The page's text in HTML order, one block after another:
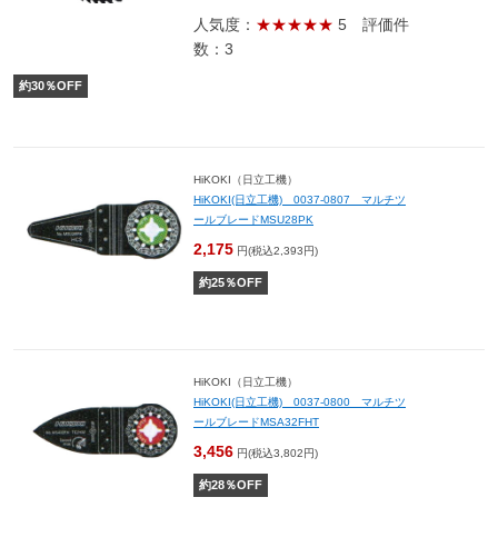
人気度： ★★★★★ 5 評価件
数：3
約30％OFF
HiKOKI（日立工機）
HiKOKI(日立工機) 0037-0807 マルチツ
ールブレードMSU28PK
2,175 円(税込2,393円)
約25％OFF
HiKOKI（日立工機）
HiKOKI(日立工機) 0037-0800 マルチツ
ールブレードMSA32FHT
3,456 円(税込3,802円)
約28％OFF